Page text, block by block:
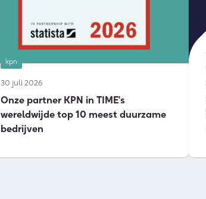
kpn
30 juli 2026
Onze partner KPN in TIME's
wereldwijde top 10 meest duurzame
bedrijven